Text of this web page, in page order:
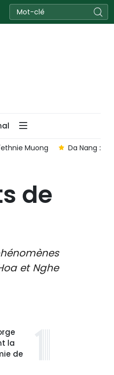
Muong Da Nang :
de
et Nghe
la
de